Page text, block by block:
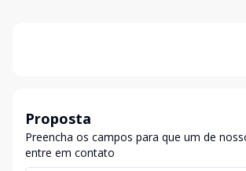
Proposta
Preencha os campos para que um de
entre em contato